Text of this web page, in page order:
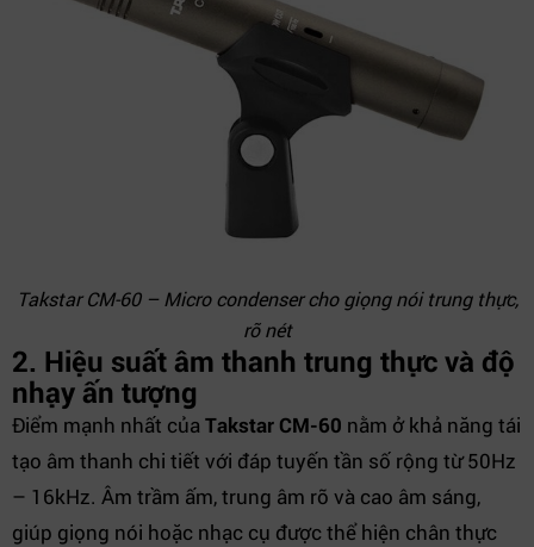
Takstar CM-60 – Micro condenser cho giọng nói trung thực,
rõ nét
2. Hiệu suất âm thanh trung thực và độ
nhạy ấn tượng
Điểm mạnh nhất của Takstar CM-60 nằm ở khả năng tái
tạo âm thanh chi tiết với đáp tuyến tần số rộng từ 50Hz
– 16kHz. Âm trầm ấm, trung âm rõ và cao âm sáng,
giúp giọng nói hoặc nhạc cụ được thể hiện chân thực